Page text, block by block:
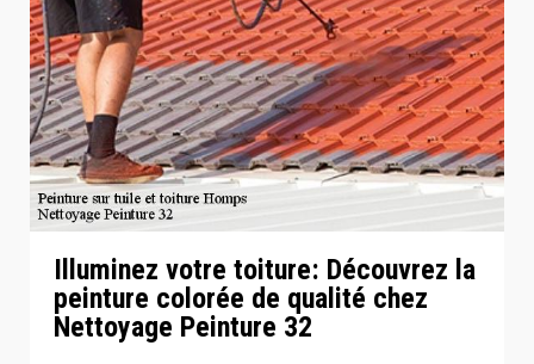
Illuminez votre toiture: Découvrez la
peinture colorée de qualité chez
Nettoyage Peinture 32